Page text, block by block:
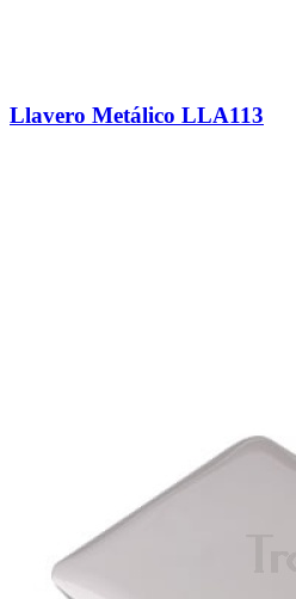
Llavero Metálico LLA113